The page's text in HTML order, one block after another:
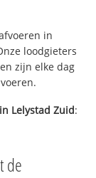
in
loodgieters
zijn elke dag
Lelystad Zuid:
de